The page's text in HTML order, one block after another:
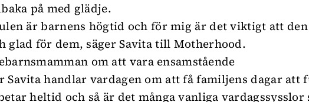
på med glädje.
är barnens högtid och för mig är det viktigt att
glad för dem, säger Savita till Motherhood.
om att vara ensamstående
Savita handlar vardagen om att få familjens dagar att
heltid och så är det många vanliga vardagssysslor